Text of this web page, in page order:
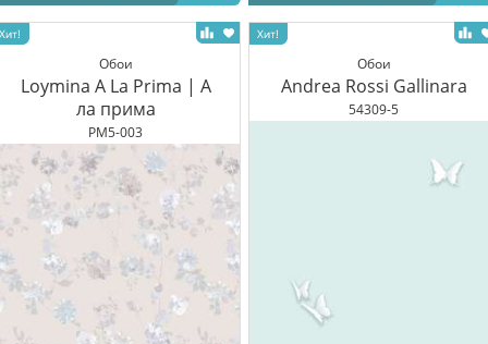
Обои
Loymina A La Prima | А
ла прима
PM5-003
Обои
Andrea Rossi Gallinara
54309-5